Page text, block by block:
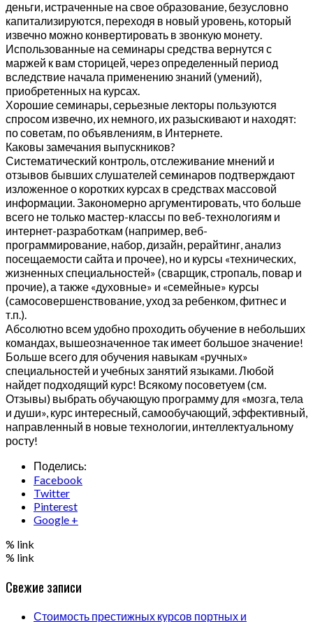
деньги, истраченные на свое образование, безусловно
капитализируются, переходя в новый уровень, который
извечно можно конвертировать в звонкую монету.
Использованные на семинары средства вернутся с
маржей к вам сторицей, через определенный период
вследствие начала применению знаний (умений),
приобретенных на курсах.
Хорошие семинары, серьезные лекторы пользуются
спросом извечно, их немного, их разыскивают и находят:
по советам, по объявлениям, в Интернете.
Каковы замечания выпускников?
Систематический контроль, отслеживание мнений и
отзывов бывших слушателей семинаров подтверждают
изложенное о коротких курсах в средствах массовой
информации. Закономерно аргументировать, что больше
всего не только мастер-классы по веб-технологиям и
интернет-разработкам (например, веб-
программирование, набор, дизайн, рерайтинг, анализ
посещаемости сайта и прочее), но и курсы «технических,
жизненных специальностей» (сварщик, стропаль, повар и
прочие), а также «духовные» и «семейные» курсы
(самосовершенствование, уход за ребенком, фитнес и
т.п.).
Абсолютно всем удобно проходить обучение в небольших
командах, вышеозначенное так имеет большое значение!
Больше всего для обучения навыкам «ручных»
специальностей и учебных занятий языками. Любой
найдет подходящий курс! Всякому посоветуем (см.
Отзывы) выбрать обучающую программу для «мозга, тела
и души», курс интересный, самообучающий, эффективный,
направленный в новые технологии, интеллектуальному
росту!
Поделись:
Facebook
Twitter
Pinterest
Google +
% link
% link
Свежие записи
Стоимость престижных курсов портных и